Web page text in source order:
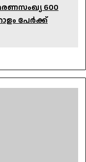
600
പേർക്ക്